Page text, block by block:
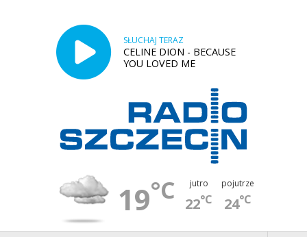
SŁUCHAJ TERAZ
CELINE DION - BECAUSE
YOU LOVED ME
19°C jutro
22°C
pojutrze
24°C